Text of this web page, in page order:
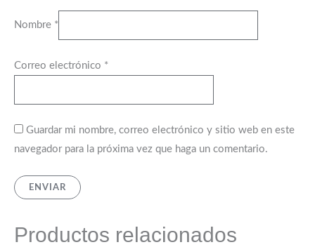
Nombre *
Correo electrónico *
Guardar mi nombre, correo electrónico y sitio web en este
navegador para la próxima vez que haga un comentario.
Productos relacionados